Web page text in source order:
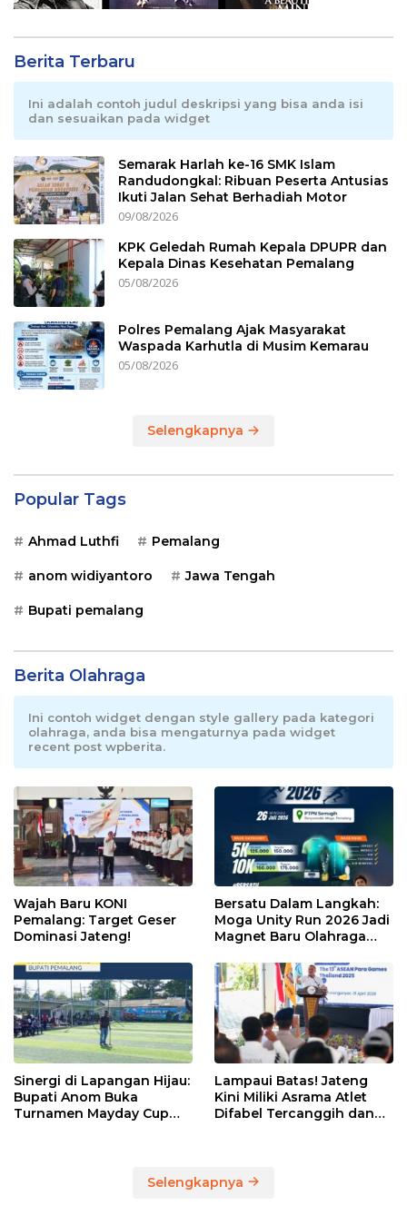
Berita Terbaru
Ini adalah contoh judul deskripsi yang bisa anda isi
dan sesuaikan pada widget
Semarak Harlah ke-16 SMK Islam
Randudongkal: Ribuan Peserta Antusias
Ikuti Jalan Sehat Berhadiah Motor
09/08/2026
KPK Geledah Rumah Kepala DPUPR dan
Kepala Dinas Kesehatan Pemalang
05/08/2026
Polres Pemalang Ajak Masyarakat
Waspada Karhutla di Musim Kemarau
05/08/2026
Selengkapnya
Popular Tags
Ahmad Luthfi Pemalang
anom widiyantoro Jawa Tengah
Bupati pemalang
Berita Olahraga
Ini contoh widget dengan style gallery pada kategori
olahraga, anda bisa mengaturnya pada widget
recent post wpberita.
Wajah Baru KONI
Pemalang: Target Geser
Dominasi Jateng!
Bersatu Dalam Langkah:
Moga Unity Run 2026 Jadi
Magnet Baru Olahraga
Sinergi di Lapangan Hijau:
Bupati Anom Buka
Turnamen Mayday Cup
Lampaui Batas! Jateng
Kini Miliki Asrama Atlet
Difabel Tercanggih dan
Selengkapnya